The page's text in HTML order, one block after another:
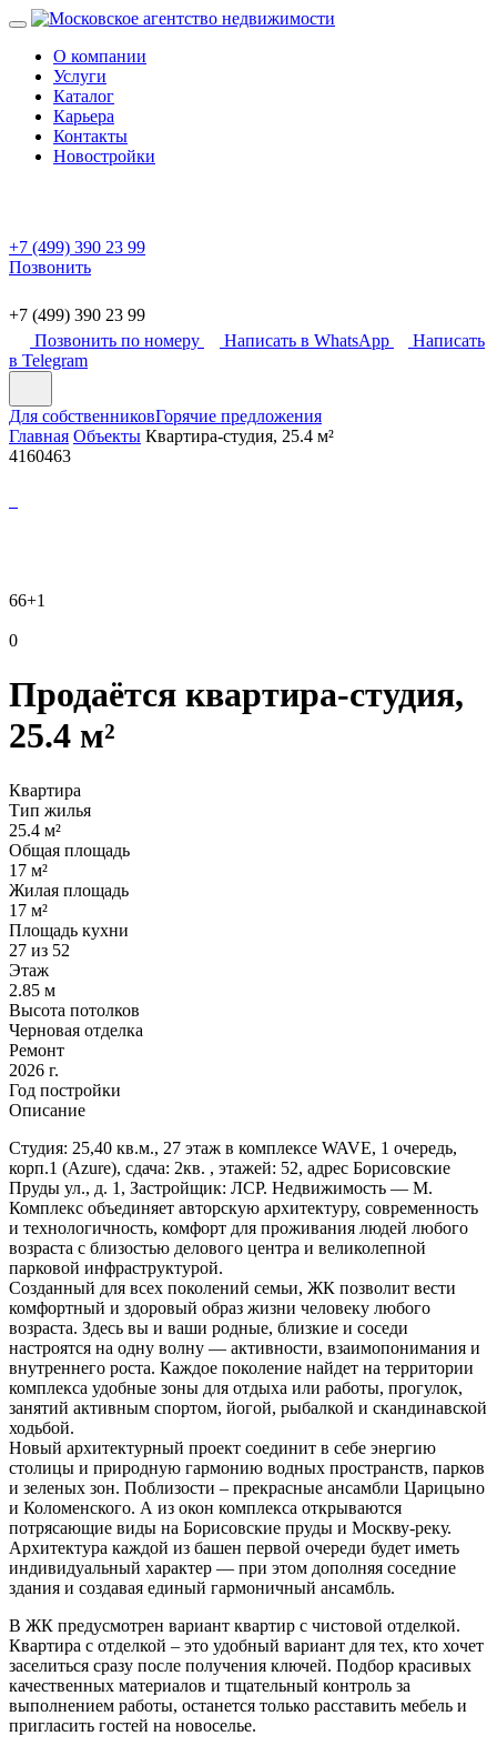
О компании
Услуги
Каталог
Карьера
Контакты
Новостройки
+7 (499) 390 23 99
Позвонить
+7 (499) 390 23 99
Позвонить по номеру
Написать в WhatsApp
Написать
в Telegram
Для собственниковГорячие предложения
Главная Объекты Квартира-студия, 25.4 м²
4160463
66+1
0
Продаётся квартира-студия,
25.4 м²
Квартира
Тип жилья
25.4 м²
Общая площадь
17 м²
Жилая площадь
17 м²
Площадь кухни
27 из 52
Этаж
2.85 м
Высота потолков
Черновая отделка
Ремонт
2026 г.
Год постройки
Описание
Студия: 25,40 кв.м., 27 этаж в комплексе WAVE, 1 очередь,
корп.1 (Azure), сдача: 2кв. , этажей: 52, адрес Борисовские
Пруды ул., д. 1, Застройщик: ЛСР. Недвижимость — М.
Комплекс объединяет авторскую архитектуру, современность
и технологичность, комфорт для проживания людей любого
возраста с близостью делового центра и великолепной
парковой инфраструктурой.
Созданный для всех поколений семьи, ЖК позволит вести
комфортный и здоровый образ жизни человеку любого
возраста. Здесь вы и ваши родные, близкие и соседи
настроятся на одну волну — активности, взаимопонимания и
внутреннего роста. Каждое поколение найдет на территории
комплекса удобные зоны для отдыха или работы, прогулок,
занятий активным спортом, йогой, рыбалкой и скандинавской
ходьбой.
Новый архитектурный проект соединит в себе энергию
столицы и природную гармонию водных пространств, парков
и зеленых зон. Поблизости – прекрасные ансамбли Царицыно
и Коломенского. А из окон комплекса открываются
потрясающие виды на Борисовские пруды и Москву-реку.
Архитектура каждой из башен первой очереди будет иметь
индивидуальный характер — при этом дополняя соседние
здания и создавая единый гармоничный ансамбль.
В ЖК предусмотрен вариант квартир с чистовой отделкой.
Квартира с отделкой – это удобный вариант для тех, кто хочет
заселиться сразу после получения ключей. Подбор красивых
качественных материалов и тщательный контроль за
выполнением работы, останется только расставить мебель и
пригласить гостей на новоселье.